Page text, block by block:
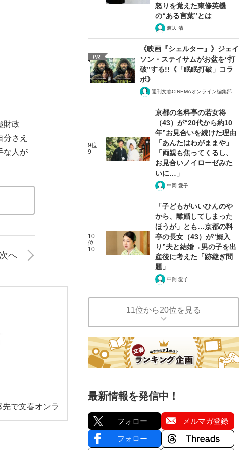
財政
さえ
な人が
次へ
先で文春オンラ
怒りを覚えた東條英機
の“ある言葉”とは
渡辺 清
PR
《映画『シェルター』》ジェイ
ソン・ステイサムがお盆を“打
破”する!!《「眠眠打破」コラ
ボ》
週刊文春CINEMAオンライン編集部
9位
9
京都の名料亭の若女将
（43）が“20代から約10
年”お見合いを続けた理由
「あんたはわがままや」
「両親も焦ってくるし、
お見合いノイローゼみた
いに…」
中岡 愛子
10
位
10
「子どもがいいひんのや
から、離婚してしまった
ほうが」とも…京都の料
亭の長女（43）が“婿入
り”夫と結婚→男の子を出
産後に考えた「跡継ぎ問
題」
中岡 愛子
11位から20位を見る
最新情報を発信中！
フォロー メルマガ登録
フォロー